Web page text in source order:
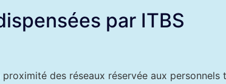
par ITBS
proximité des réseaux réservée aux